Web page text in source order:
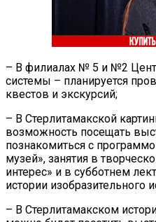
– В филиалах № 5 и №2
системы – планируется
квестов и экскурсий;
– В Стерлитамакской
возможность посещать
познакомиться с
музей», занятия в
интерес» и в субботнем
истории изобразительного
– В Стерлитамакском